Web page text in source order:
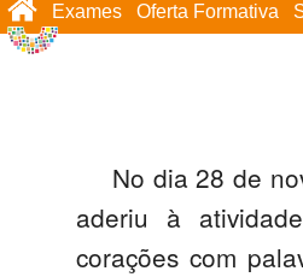
Exames Oferta Formativa
No dia 28 de
aderiu à
corações com